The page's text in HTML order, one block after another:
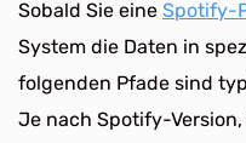
Sobald Sie eine Spotify-
System die Daten in
folgenden Pfade sind
Je nach Spotify-